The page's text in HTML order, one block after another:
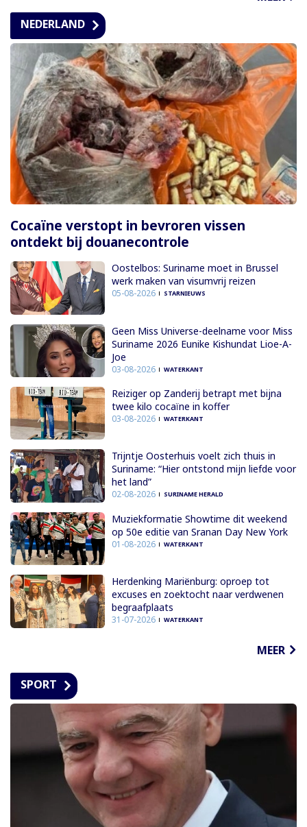
NEDERLAND
Cocaïne verstopt in bevroren vissen
ontdekt bij douanecontrole
Oostelbos: Suriname moet in Brussel
werk maken van visumvrij reizen
05-08-2026 STARNIEUWS
Geen Miss Universe-deelname voor Miss
Suriname 2026 Eunike Kishundat Lioe-A-
Joe
03-08-2026 WATERKANT
Reiziger op Zanderij betrapt met bijna
twee kilo cocaïne in koffer
03-08-2026 WATERKANT
Trijntje Oosterhuis voelt zich thuis in
Suriname: “Hier ontstond mijn liefde voor
het land”
02-08-2026 SURINAME HERALD
Muziekformatie Showtime dit weekend
op 50e editie van Sranan Day New York
01-08-2026 WATERKANT
Herdenking Mariënburg: oproep tot
excuses en zoektocht naar verdwenen
begraafplaats
31-07-2026 WATERKANT
MEER
SPORT